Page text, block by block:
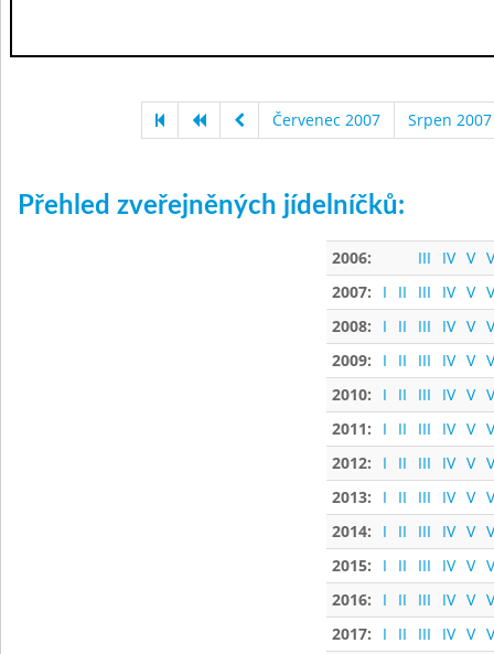
Červenec 2007 Srpen 2007
Přehled zveřejněných jídelníčků:
2006: III IV V
2007:
I II III IV V
2008:
I II III IV V
2009:
I II III IV V
2010:
I II III IV V
2011:
I II III IV V
2012:
I II III IV V
2013:
I II III IV V
2014:
I II III IV V
2015:
I II III IV V
2016:
I II III IV V
2017:
I II III IV V